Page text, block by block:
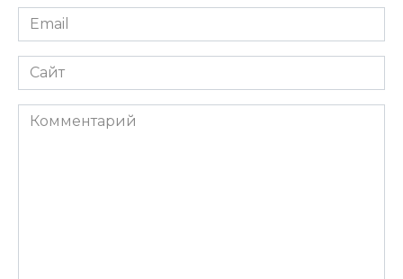
Email
*
Сайт
Комментарий